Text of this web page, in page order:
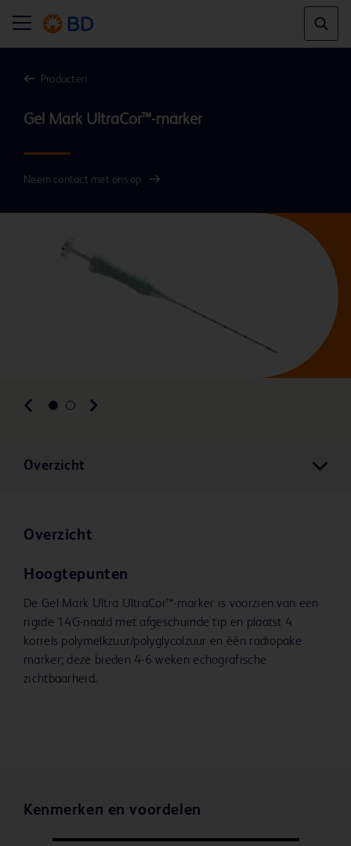
Producten
Gel Mark UltraCor™-marker
Neem contact met ons op
Overzicht
Overzicht
Hoogtepunten
De Gel Mark Ultra UltraCor™-marker is voorzien van een
rigide 14G-naald met afgeschuinde tip en plaatst 4
korrels polymelkzuur/polyglycolzuur en één radiopake
marker; deze bieden 4-6 weken echografische
zichtbaarheid.
Kenmerken en voordelen